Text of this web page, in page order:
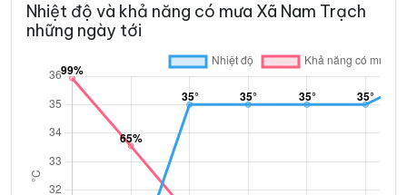
Nhiệt độ và khả năng có mưa Xã Nam Trạch
những ngày tới